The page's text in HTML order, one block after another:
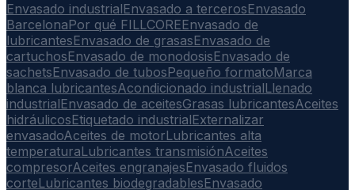
Envasado industrialEnvasado a tercerosEnvasado
BarcelonaPor qué FILLCOREEnvasado de
lubricantesEnvasado de grasasEnvasado de
cartuchosEnvasado de monodosisEnvasado de
sachetsEnvasado de tubosPequeño formatoMarca
blanca lubricantesAcondicionado industrialLlenado
industrialEnvasado de aceitesGrasas lubricantesAceites
hidráulicosEtiquetado industrialExternalizar
envasadoAceites de motorLubricantes alta
temperaturaLubricantes transmisiónAceites
compresorAceites engranajesEnvasado fluidos
corteLubricantes biodegradablesEnvasado